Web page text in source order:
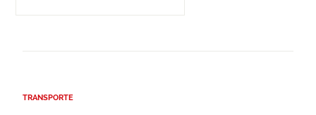
TRANSPORTE